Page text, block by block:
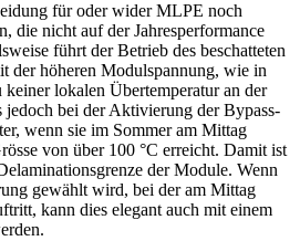
für oder wider MLPE noch
die nicht auf der Jahresperformance
führt der Betrieb des beschatteten
der höheren Modulspannung, wie in
lokalen Übertemperatur an der
bei der Aktivierung der Bypass-
wenn sie im Sommer am Mittag
von über 100 °C erreicht. Damit ist
der Module. Wenn
gewählt wird, bei der am Mittag
kann dies elegant auch mit einem